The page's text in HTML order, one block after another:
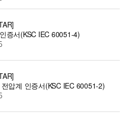
증서(KSC IEC 60051-4)
압계 인증서(KSC IEC 60051-2)